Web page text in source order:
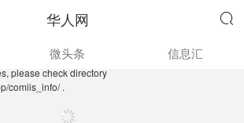
华人网 
comiis_info/ .微头条 信息汇
please check directory
comiis_info/ .